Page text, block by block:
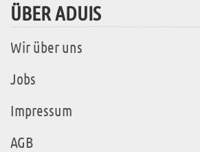
ÜBER ADUIS
Wir über uns
Jobs
Impressum
AGB